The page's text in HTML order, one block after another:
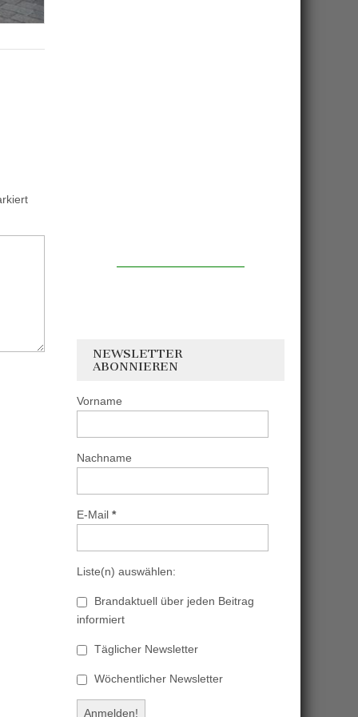
NEWSLETTER
ABONNIEREN
Vorname
Nachname
E-Mail *
Liste(n) auswählen:
Brandaktuell über jeden Beitrag
informiert
Täglicher Newsletter
Wöchentlicher Newsletter